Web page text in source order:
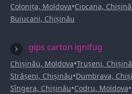
Colonița, Moldova•Ciocana,
Buiucani, Chișinău
gips carton ignifug
Chișinău, Moldova•Trușeni,
Strășeni, Chișinău•Dumbrava,
Sîngera, Chișinău•Codru, Moldova•